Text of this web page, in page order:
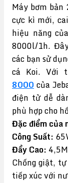
Máy bơm bản
cực kì mới,
hiệu năng
8000l/1h.
các bạn sử
cá Koi. Với
8000của
điện tử dễ
phù hợp cho
Đặc điểm của
Công Suất:
Đẩy Cao: 4,5M
Chống giật,
tiếp xúc với